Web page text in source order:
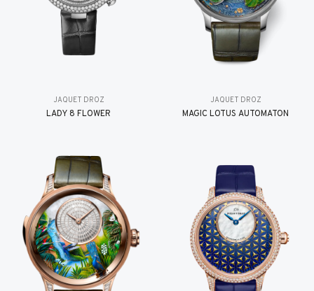
JAQUET DROZ
LADY 8 FLOWER
JAQUET DROZ
MAGIC LOTUS AUTOMATON